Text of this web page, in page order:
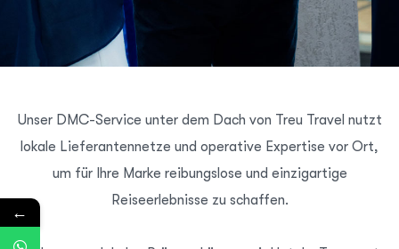
Unser DMC-Service unter dem Dach von Treu Travel nutzt
lokale Lieferantennetze und operative Expertise vor Ort,
um für Ihre Marke reibungslose und einzigartige
Reiseerlebnisse zu schaffen.
←